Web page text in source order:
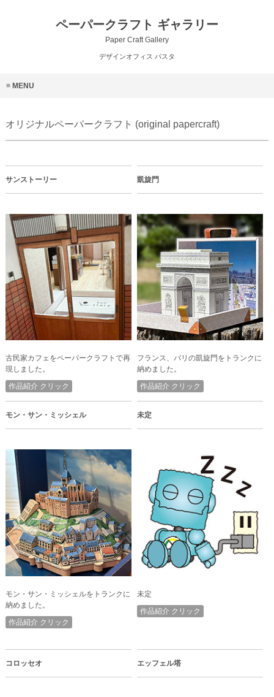
ペーパークラフト ギャラリー
Paper Craft Gallery
デザインオフィス パスタ
MENU
オリジナルペーパークラフト (original papercraft)
サンストーリー
古民家カフェをペーパークラフトで再
現しました。
作品紹介 クリック
凱旋門
フランス、パリの凱旋門をトランクに
納めました。
作品紹介 クリック
モン・サン・ミッシェル
モン・サン・ミッシェルをトランクに
納めました。
作品紹介 クリック
未定
未定
作品紹介 クリック
コロッセオ エッフェル塔